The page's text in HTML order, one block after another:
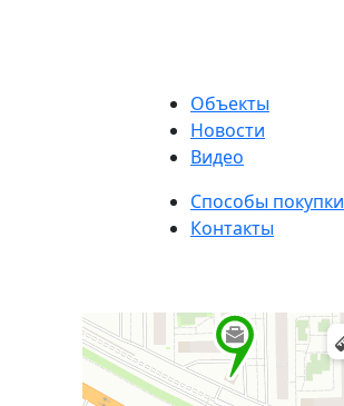
Объекты
Новости
Видео
Способы покупки
Контакты